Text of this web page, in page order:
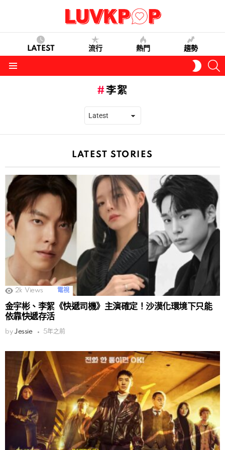
LATEST 流行 熱門 趨勢
SKIN
李絮
LATEST STORIES
2k Views 電視
金宇彬、李絮《快遞司機》主演確定！沙漠化環境下只能
依靠快遞存活
by Jessie 5年之前